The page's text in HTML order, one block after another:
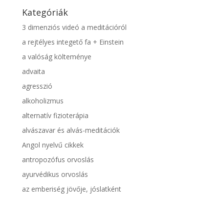
Kategóriák
3 dimenziós videó a meditációról
a rejtélyes integető fa + Einstein
a valóság költeménye
advaita
agresszió
alkoholizmus
alternatív fizioterápia
alvászavar és alvás-meditációk
Angol nyelvű cikkek
antropozófus orvoslás
ayurvédikus orvoslás
az emberiség jövője, jóslatként